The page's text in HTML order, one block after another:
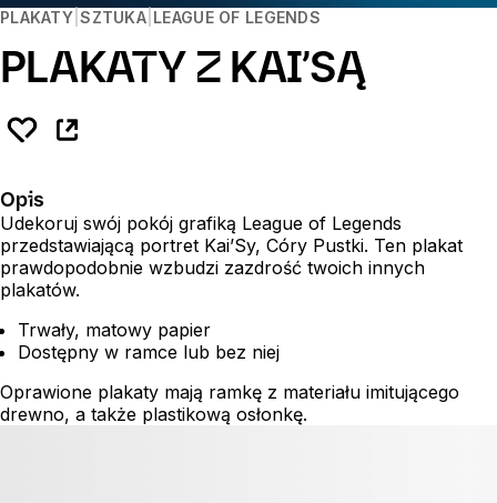
PLAKATY SZTUKA LEAGUE OF LEGENDS
PLAKATY Z KAI’SĄ
Opis
Udekoruj swój pokój grafiką League of Legends
przedstawiającą portret Kai’Sy, Córy Pustki. Ten plakat
prawdopodobnie wzbudzi zazdrość twoich innych
plakatów.
Trwały, matowy papier
Dostępny w ramce lub bez niej
Oprawione plakaty mają ramkę z materiału imitującego
drewno, a także plastikową osłonkę.